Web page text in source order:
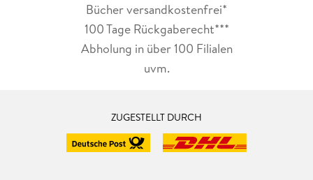
Bücher versandkostenfrei*
100 Tage Rückgaberecht***
Abholung in über 100 Filialen
uvm.
ZUGESTELLT DURCH